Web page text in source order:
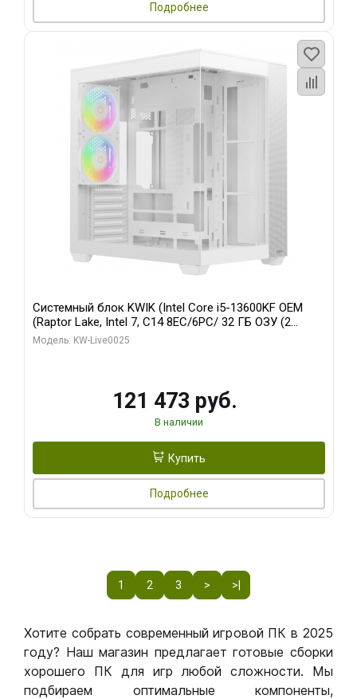
Подробнее
Системный блок KWIK (Intel Core i5-13600KF OEM
(Raptor Lake, Intel 7, C14 8EC/6PC/ 32 ГБ ОЗУ (2
модуля)/ Gigabyte RTX5060 WINDFORCE OC 8GB
Модель: KW-Live0025
121 473 руб.
В наличии
Купить
Подробнее
1 2 3 > >|
Хотите собрать современный игровой ПК в 2025
году? Наш магазин предлагает готовые сборки
хорошего ПК для игр любой сложности. Мы
подбираем оптимальные компоненты,